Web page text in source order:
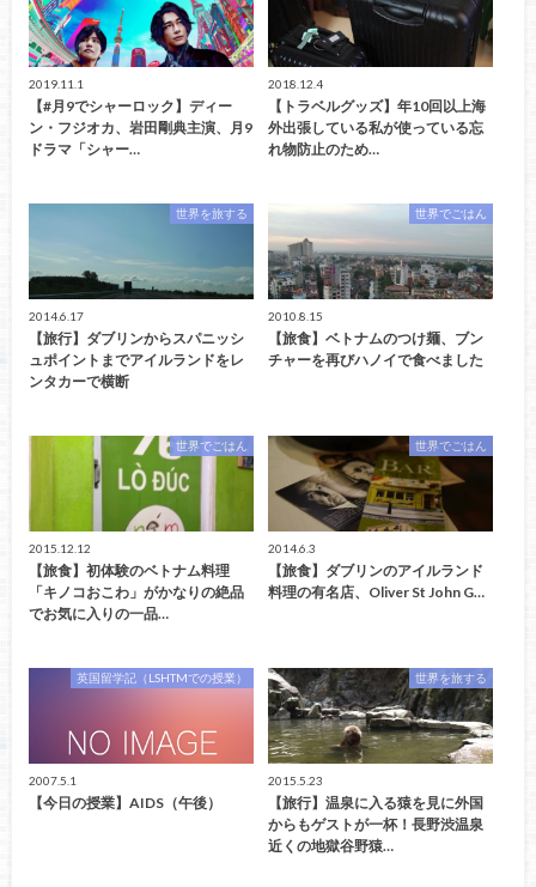
2019.11.1
【#月9でシャーロック】ディー
ン・フジオカ、岩田剛典主演、月9
ドラマ「シャー…
2018.12.4
【トラベルグッズ】年10回以上海
外出張している私が使っている忘
れ物防止のため…
世界を旅する
2014.6.17
【旅行】ダブリンからスパニッシ
ュポイントまでアイルランドをレ
ンタカーで横断
世界でごはん
2010.8.15
【旅食】ベトナムのつけ麺、ブン
チャーを再びハノイで食べました
世界でごはん
2015.12.12
【旅食】初体験のベトナム料理
「キノコおこわ」がかなりの絶品
でお気に入りの一品…
世界でごはん
2014.6.3
【旅食】ダブリンのアイルランド
料理の有名店、Oliver St John G…
英国留学記（LSHTMでの授業）
2007.5.1
【今日の授業】AIDS（午後）
世界を旅する
2015.5.23
【旅行】温泉に入る猿を見に外国
からもゲストが一杯！長野渋温泉
近くの地獄谷野猿…